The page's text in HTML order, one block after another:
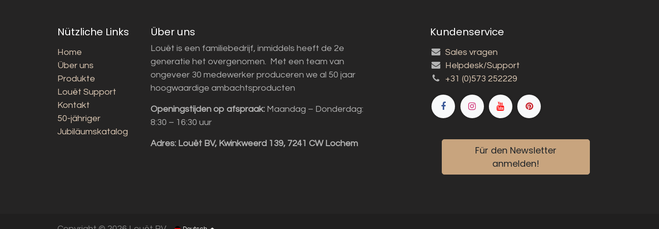
Nützliche Links
Home
Über uns
Produkte
Louët Support
Kontakt
50-jähriger
Jubiläumskatalog
Über uns
Louët is een familiebedrijf, inmiddels heeft de 2e
generatie het overgenomen. Met een team van
ongeveer 30 medewerker produceren we al 50 jaar
hoogwaardige ambachtsproducten
Openingstijden op afspraak: Maandag – Donderdag:
8:30 – 16:30 uur
Adres: Louët BV, Kwinkweerd 139, 7241 CW Lochem
Kundenservice
Sales vragen
Helpdesk/Support
+31 (0)573 252229
Für den Newsletter
anmelden!